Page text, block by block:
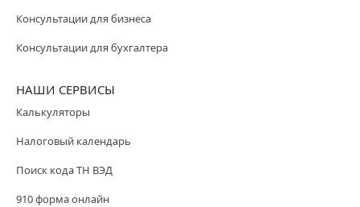
Консультации для бизнеса
Консультации для бухгалтера
НАШИ СЕРВИСЫ
Калькуляторы
Налоговый календарь
Поиск кода ТН ВЭД
910 форма онлайн